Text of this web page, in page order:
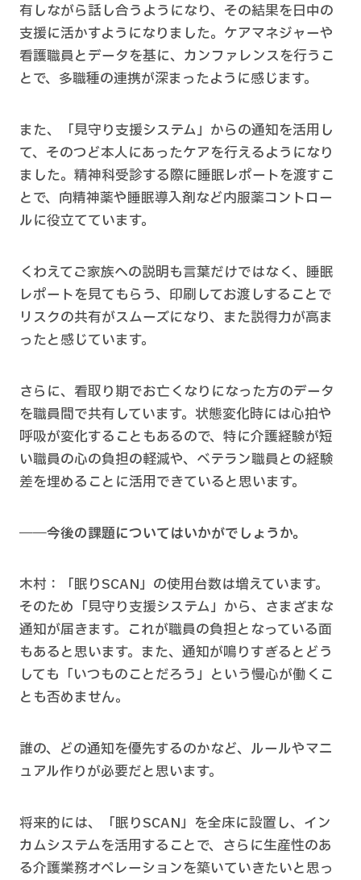
有しながら話し合うようになり、その結果を日中の
支援に活かすようになりました。ケアマネジャーや
看護職員とデータを基に、カンファレンスを行うこ
とで、多職種の連携が深まったように感じます。
また、「見守り支援システム」からの通知を活用し
て、そのつど本人にあったケアを行えるようになり
ました。精神科受診する際に睡眠レポートを渡すこ
とで、向精神薬や睡眠導入剤など内服薬コントロー
ルに役立てています。
くわえてご家族への説明も言葉だけではなく、睡眠
レポートを見てもらう、印刷してお渡しすることで
リスクの共有がスムーズになり、また説得力が高ま
ったと感じています。
さらに、看取り期でお亡くなりになった方のデータ
を職員間で共有しています。状態変化時には心拍や
呼吸が変化することもあるので、特に介護経験が短
い職員の心の負担の軽減や、ベテラン職員との経験
差を埋めることに活用できていると思います。
――今後の課題についてはいかがでしょうか。
木村：「眠りSCAN」の使用台数は増えています。
そのため「見守り支援システム」から、さまざまな
通知が届きます。これが職員の負担となっている面
もあると思います。また、通知が鳴りすぎるとどう
しても「いつものことだろう」という慢心が働くこ
とも否めません。
誰の、どの通知を優先するのかなど、ルールやマニ
ュアル作りが必要だと思います。
将来的には、「眠りSCAN」を全床に設置し、イン
カムシステムを活用することで、さらに生産性のあ
る介護業務オペレーションを築いていきたいと思っ